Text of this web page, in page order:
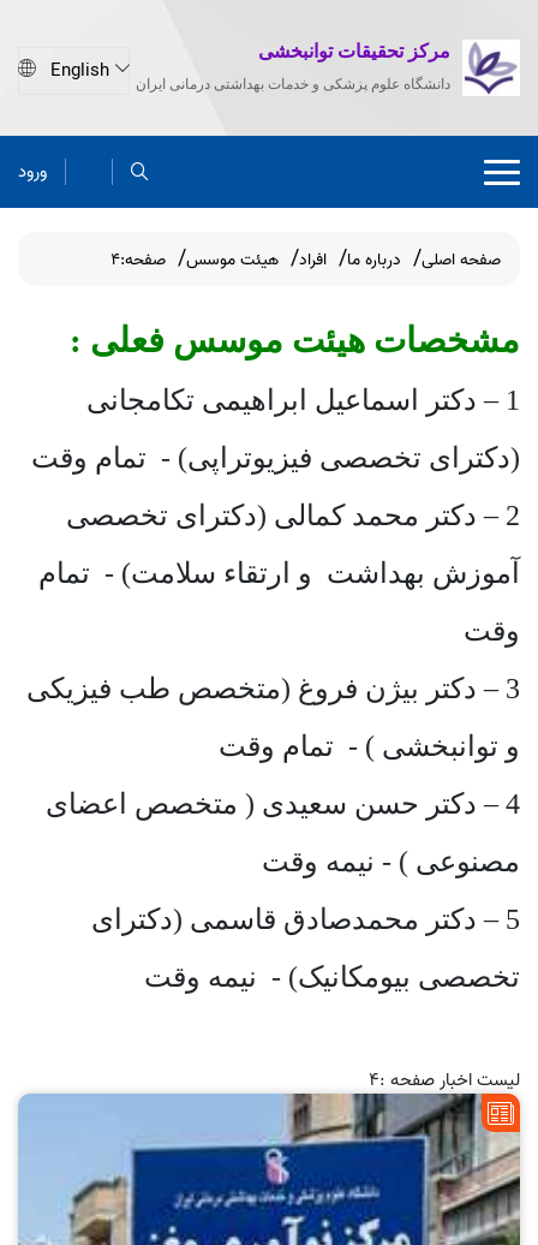
مرکز تحقیقات توانبخشی
دانشگاه علوم پزشکی و خدمات بهداشتی درمانی ایران
ورود
صفحه اصلی درباره ما افراد هیئت موسس صفحه:4
مشخصات هیئت موسس فعلی :
1 – دکتر اسماعیل ابراهیمی تکامجانی
(دکترای تخصصی فیزیوتراپی) - تمام وقت
2 – دکتر محمد کمالی (دکترای تخصصی
آموزش بهداشت و ارتقاء سلامت) - تمام
وقت
3 – دکتر بیژن فروغ (متخصص طب فیزیکی
و توانبخشی ) - تمام وقت
4 – دکتر حسن سعیدی ( متخصص اعضای
مصنوعی ) - نیمه وقت
5 – دکتر محمدصادق قاسمی (دکترای
تخصصی بیومکانیک) - نیمه وقت
لیست اخبار صفحه :4